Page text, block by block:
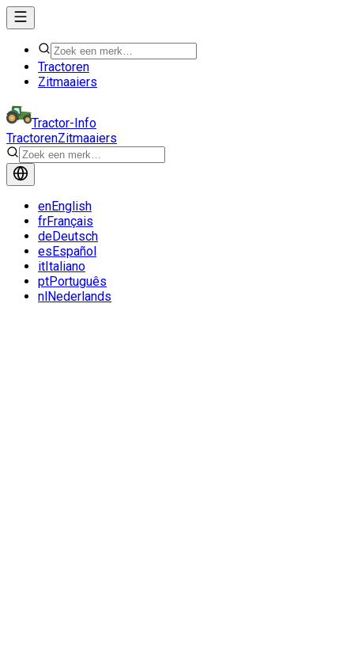
Tractoren
Zitmaaiers
Tractor-Info
TractorenZitmaaiers
enEnglish
frFrançais
deDeutsch
esEspañol
itItaliano
ptPortuguês
nlNederlands